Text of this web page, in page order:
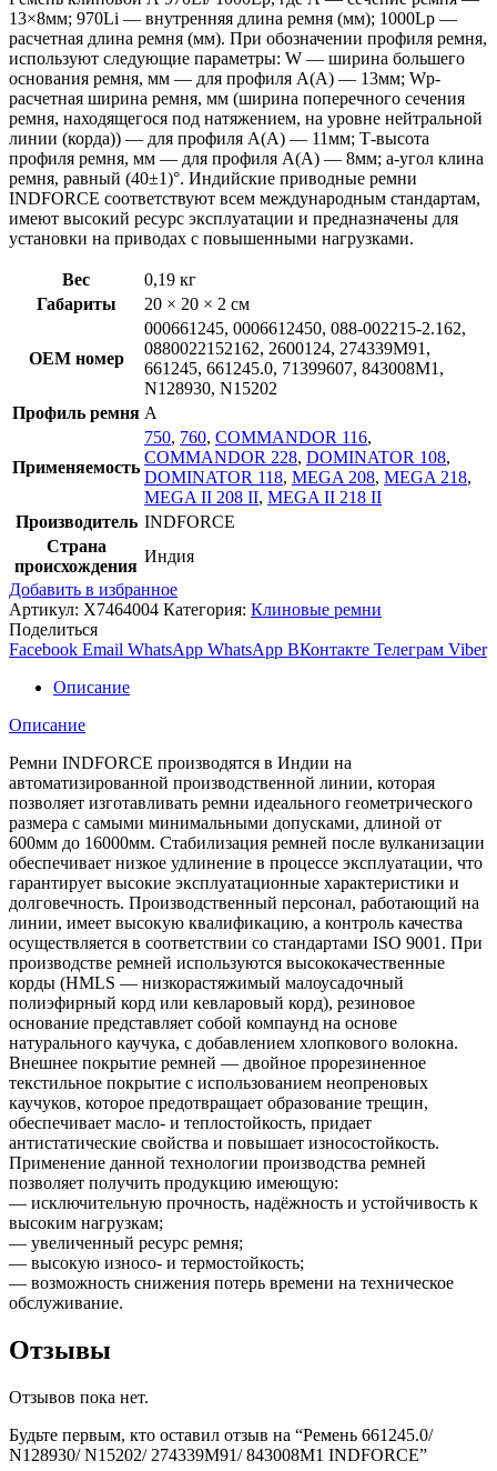
13×8мм; 970Li — внутренняя длина ремня (мм); 1000Lp —
расчетная длина ремня (мм). При обозначении профиля ремня,
используют следующие параметры: W — ширина большего
основания ремня, мм — для профиля А(А) — 13мм; Wp-
расчетная ширина ремня, мм (ширина поперечного сечения
ремня, находящегося под натяжением, на уровне нейтральной
линии (корда)) — для профиля А(А) — 11мм; Т-высота
профиля ремня, мм — для профиля А(А) — 8мм; a-угол клина
ремня, равный (40±1)°. Индийские приводные ремни
INDFORCE соответствуют всем международным стандартам,
имеют высокий ресурс эксплуатации и предназначены для
установки на приводах с повышенными нагрузками.
Вес
0,19 кг
Габариты
20 × 20 × 2 см
OEM номер
000661245, 0006612450, 088-002215-2.162,
0880022152162, 2600124, 274339M91,
661245, 661245.0, 71399607, 843008M1,
N128930, N15202
Профиль ремня A
Применяемость
750, 760, COMMANDOR 116,
COMMANDOR 228, DOMINATOR 108,
DOMINATOR 118, MEGA 208, MEGA 218,
MEGA II 208 II, MEGA II 218 II
Производитель INDFORCE
Страна
происхождения
Индия
Добавить в избранное
Артикул: X7464004 Категория: Клиновые ремни
Поделиться
Facebook Email WhatsApp WhatsApp ВКонтакте Телеграм Viber
Описание
Описание
Ремни INDFORCE производятся в Индии на
автоматизированной производственной линии, которая
позволяет изготавливать ремни идеального геометрического
размера с самыми минимальными допусками, длиной от
600мм до 16000мм. Стабилизация ремней после вулканизации
обеспечивает низкое удлинение в процессе эксплуатации, что
гарантирует высокие эксплуатационные характеристики и
долговечность. Производственный персонал, работающий на
линии, имеет высокую квалификацию, а контроль качества
осуществляется в соответствии со стандартами ISO 9001. При
производстве ремней используются высококачественные
корды (HMLS — низкорастяжимый малоусадочный
полиэфирный корд или кевларовый корд), резиновое
основание представляет собой компаунд на основе
натурального каучука, с добавлением хлопкового волокна.
Внешнее покрытие ремней — двойное прорезиненное
текстильное покрытие с использованием неопреновых
каучуков, которое предотвращает образование трещин,
обеспечивает масло- и теплостойкость, придает
антистатические свойства и повышает износостойкость.
Применение данной технологии производства ремней
позволяет получить продукцию имеющую:
— исключительную прочность, надёжность и устойчивость к
высоким нагрузкам;
— увеличенный ресурс ремня;
— высокую износо- и термостойкость;
— возможность снижения потерь времени на техническое
обслуживание.
Отзывы
Отзывов пока нет.
Будьте первым, кто оставил отзыв на “Ремень 661245.0/
N128930/ N15202/ 274339M91/ 843008M1 INDFORCE”